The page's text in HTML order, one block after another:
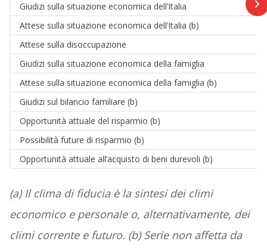
Giudizi sulla situazione economica dell’Italia
Attese sulla situazione economica dell’Italia (b)
Attese sulla disoccupazione
Giudizi sulla situazione economica della famiglia
Attese sulla situazione economica della famiglia (b)
Giudizi sul bilancio familiare (b)
Opportunità attuale del risparmio (b)
Possibilità future di risparmio (b)
Opportunità attuale all’acquisto di beni durevoli (b)
(a) Il clima di fiducia è la sintesi dei climi
economico e personale o, alternativamente, dei
climi corrente e futuro. (b) Serie non affetta da